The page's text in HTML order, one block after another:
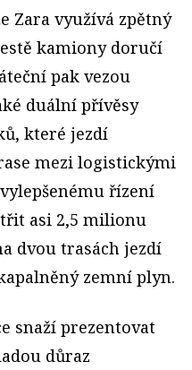
Zara využívá zpětný
kamiony doručí
pak vezou
duální přívěsy
které jezdí
mezi logistickými
řízení
asi 2,5 milionu
dvou trasách jezdí
zemní plyn.
snaží prezentovat
důraz